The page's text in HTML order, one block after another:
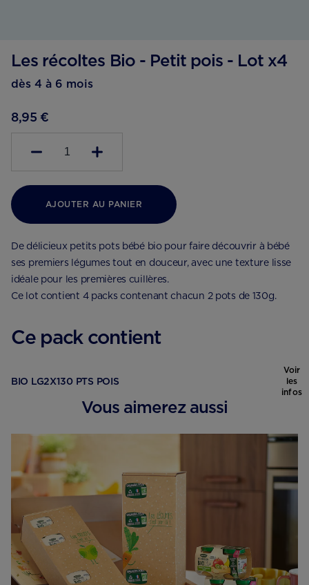
Les récoltes Bio - Petit pois - Lot x4
dès 4 à 6 mois
8,95 €
1
AJOUTER AU PANIER
De délicieux petits pots bébé bio pour faire découvrir à bébé
ses premiers légumes tout en douceur, avec une texture lisse
idéale pour les premières cuillères.
Ce lot contient 4 packs contenant chacun 2 pots de 130g.
Ce pack contient
BIO LG2X130 PTS POIS
Voir
les
infos
Vous aimerez aussi